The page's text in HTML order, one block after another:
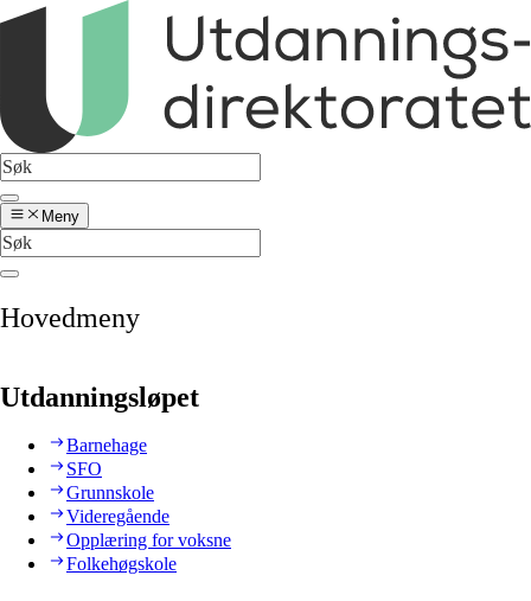
Meny
Hovedmeny
Utdanningsløpet
Barnehage
SFO
Grunnskole
Videregående
Opplæring for voksne
Folkehøgskole